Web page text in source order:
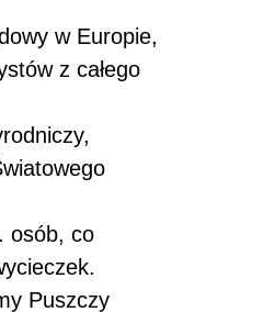
w Europie,
z całego
osób, co
Puszczy